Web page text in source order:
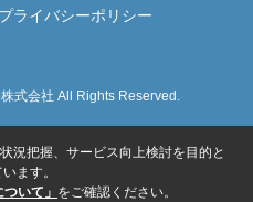
ライバシーポリシー
式会社 All Rights Reserved.
況把握、サービス向上検討を目的と
ます。
いて」 をご確認ください。